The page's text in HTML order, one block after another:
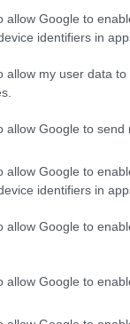
allow Google to
identifiers in
allow my user data
allow Google to send
allow Google to
identifiers in
allow Google to
allow Google to
e il clima più
non
per questo?